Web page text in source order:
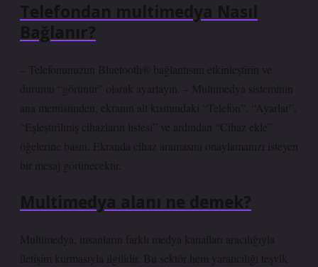
Telefondan multimedya Nasıl
Bağlanır?
– Telefonunuzun Bluetooth® bağlantısını etkinleştirin ve
durumu “görünür” olarak ayarlayın. – Multimedya sisteminin
ana menüsünden, ekranın alt kısmındaki “Telefon”, “Ayarlar”,
“Eşleştirilmiş cihazların listesi” ve ardından “Cihaz ekle”
öğelerine basın. Ekranda cihaz aramasını onaylamanızı isteyen
bir mesaj görünecektir.
Multimedya alanı ne demek?
Multimedya, insanların farklı medya kanalları aracılığıyla
iletişim kurmasıyla ilgilidir. Bu sektör hem yaratıcılığı teşvik